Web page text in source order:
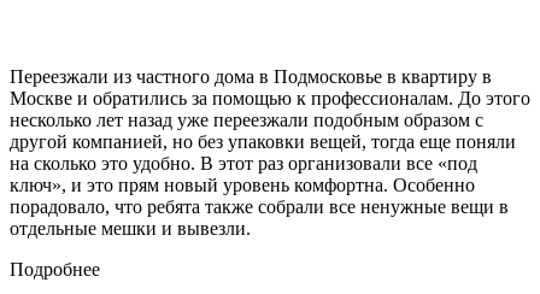
Переезжали из частного дома в Подмосковье в квартиру в
Москве и обратились за помощью к профессионалам. До этого
несколько лет назад уже переезжали подобным образом с
другой компанией, но без упаковки вещей, тогда еще поняли
на сколько это удобно. В этот раз организовали все «под
ключ», и это прям новый уровень комфортна. Особенно
порадовало, что ребята также собрали все ненужные вещи в
отдельные мешки и вывезли.
Подробнее